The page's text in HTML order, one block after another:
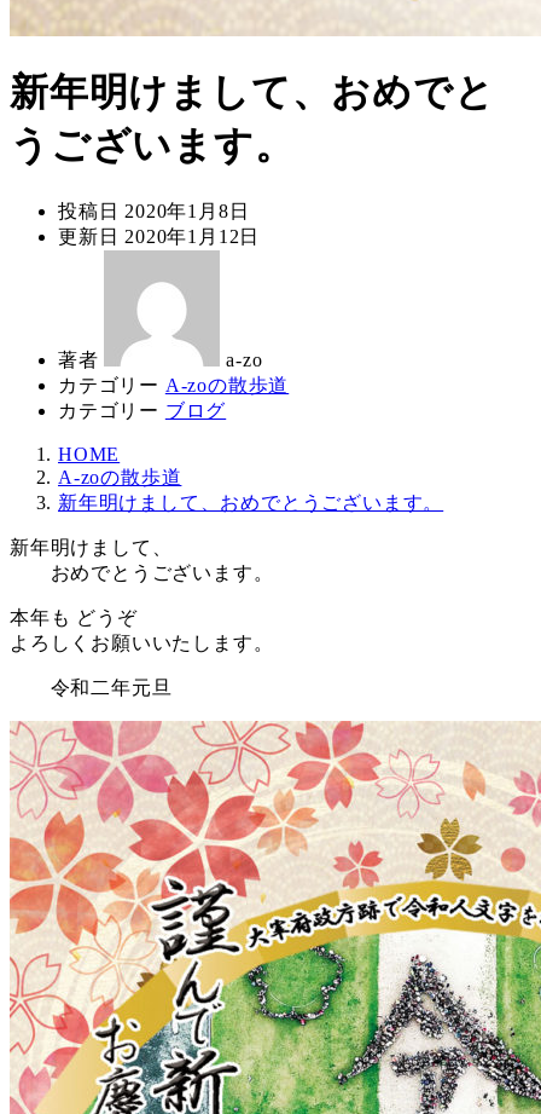
新年明けまして、おめでと
うございます。
投稿日 2020年1月8日
更新日 2020年1月12日
著者
a-zo
カテゴリー A-zoの散歩道
カテゴリー ブログ
HOME
A-zoの散歩道
新年明けまして、おめでとうございます。
新年明けまして、
おめでとうございます。
本年も どうぞ
よろしくお願いいたします。
令和二年元旦